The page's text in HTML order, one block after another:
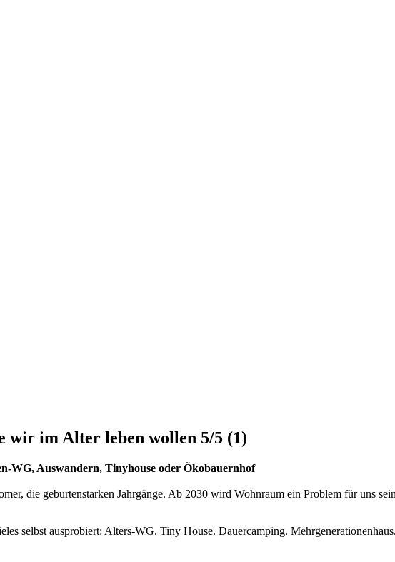
wir im Alter leben wollen 5/5 (1)
WG, Auswandern, Tinyhouse oder Ökobauernhof
die geburtenstarken Jahrgänge. Ab 2030 wird Wohnraum ein Problem für uns
selbst ausprobiert: Alters-WG. Tiny House. Dauercamping.